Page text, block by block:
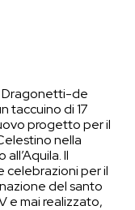
Dragonetti-de
taccuino di 17
progetto per il
nella
Il
celebrazioni per il
del santo
e mai realizzato,